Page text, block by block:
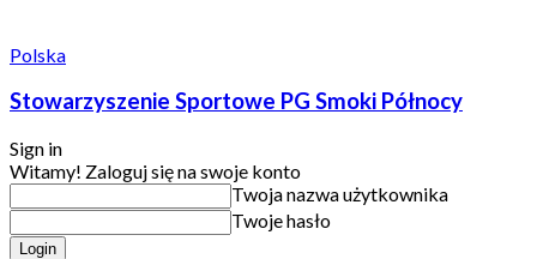
Polska
Stowarzyszenie Sportowe PG Smoki Północy
Sign in
Witamy! Zaloguj się na swoje konto
Twoja nazwa użytkownika
Twoje hasło